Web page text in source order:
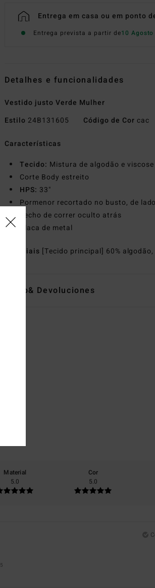
Entrega em casa ou em ponto
Entrega prevista a partir de10 Agosto
Detalhes e funcionalidades
Vestido justo Verde Mulher
Estilo 24B131605 Código de Cor cac
Características
Tecido: Mistura de algodão e viscose
Corte Body estreito
HPS: 33"
Pormenor recortado no busto, de
Fecho de correr oculto atrás
Placa de metal
Materiais [Tecido principal] 60% algodão,
Envio& Devoluciones
Material
5.0
Cor
5.0